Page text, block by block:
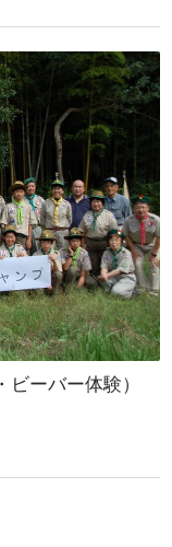
ーバー体験）